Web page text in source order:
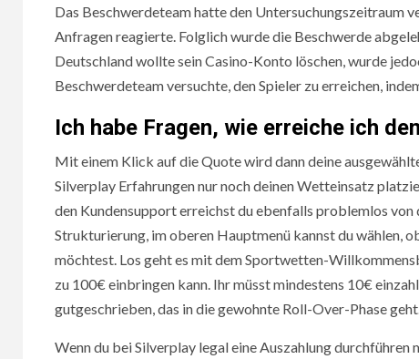
Das Beschwerdeteam hatte den Untersuchungszeitraum
Anfragen reagierte. Folglich wurde die Beschwerde
Deutschland wollte sein Casino-Konto löschen, wurde
Beschwerdeteam versuchte, den Spieler zu erreichen,
Ich habe Fragen, wie erreiche ich
Mit einem Klick auf die Quote wird dann deine
Silverplay Erfahrungen nur noch deinen Wetteinsatz
den Kundensupport erreichst du ebenfalls problemlos
Strukturierung, im oberen Hauptmenü kannst du wählen,
möchtest. Los geht es mit dem Sportwetten-
zu 100€ einbringen kann. Ihr müsst mindestens 10€
gutgeschrieben, das in die gewohnte Roll-Over-Phase
Wenn du bei Silverplay legal eine Auszahlung